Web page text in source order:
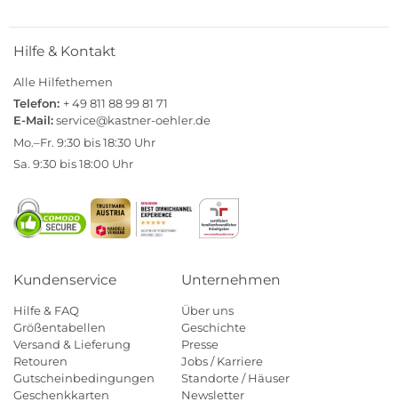
Hilfe & Kontakt
Alle Hilfethemen
Telefon: + 49 811 88 99 81 71
E-Mail:service@kastner-oehler.de
Mo.–Fr. 9:30 bis 18:30 Uhr
Sa. 9:30 bis 18:00 Uhr
Kundenservice
Hilfe & FAQ
Größentabellen
Versand & Lieferung
Retouren
Gutscheinbedingungen
Geschenkkarten
Unternehmen
Über uns
Geschichte
Presse
Jobs / Karriere
Standorte / Häuser
Newsletter